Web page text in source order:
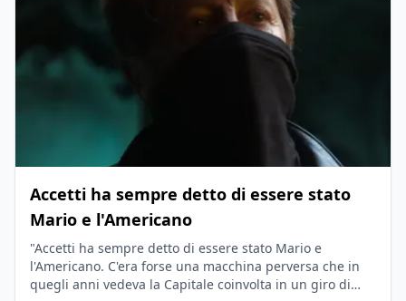
Accetti ha sempre detto di essere stato
Mario e l'Americano
"Accetti ha sempre detto di essere stato Mario e
l'Americano. C'era forse una macchina perversa che in
quegli anni vedeva la Capitale coinvolta in un giro di